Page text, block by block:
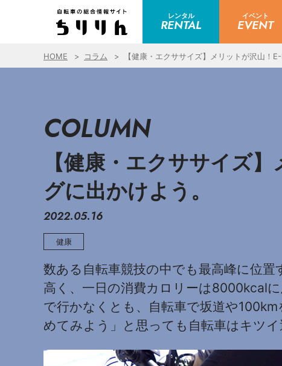
レンタル
RENTAL
イベント
EVENT
HOME コラム 【健康・エクササイズ】メリットが沢山！
COLUMN
【健康・エクササイズ
グに出かけよう。
2022.05.16
健康
数ある自転車競技の中でも最高峰に位
高く、一日の消費カロリーは8000kcal
で行かなくとも、自転車で坂道や
めてみよう」と思っても自転車はキツ